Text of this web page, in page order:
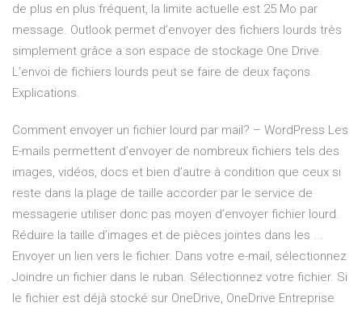
de plus en plus fréquent, la limite actuelle est 25 Mo par
message. Outlook permet d’envoyer des fichiers lourds très
simplement grâce a son espace de stockage One Drive.
L’envoi de fichiers lourds peut se faire de deux façons.
Explications.
Comment envoyer un fichier lourd par mail? – WordPress Les
E-mails permettent d’envoyer de nombreux fichiers tels des
images, vidéos, docs et bien d’autre à condition que ceux si
reste dans la plage de taille accorder par le service de
messagerie utiliser donc pas moyen d’envoyer fichier lourd.
Réduire la taille d’images et de pièces jointes dans les ...
Envoyer un lien vers le fichier. Dans votre e-mail, sélectionnez
Joindre un fichier dans le ruban. Sélectionnez votre fichier. Si
le fichier est déjà stocké sur OneDrive, OneDrive Entreprise